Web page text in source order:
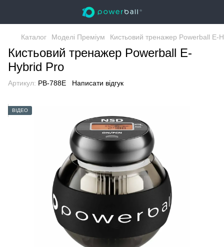
Каталог Моделі Преміум Кистьовий тренажер Powerball E-
Кистьовий тренажер Powerball E-
Hybrid Pro
Артикул: PB-788E Написати відгук
ВІДЕО